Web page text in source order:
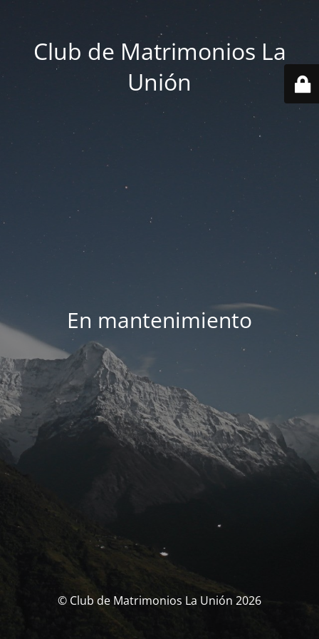
Club de Matrimonios La
Unión
En mantenimiento
© Club de Matrimonios La Unión 2026